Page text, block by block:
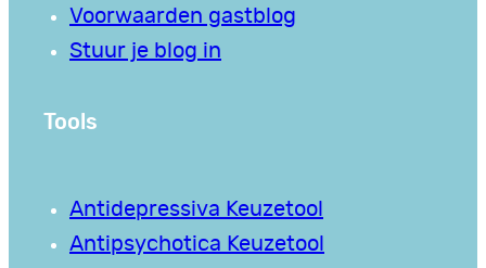
Voorwaarden gastblog
Stuur je blog in
Tools
Antidepressiva Keuzetool
Antipsychotica Keuzetool